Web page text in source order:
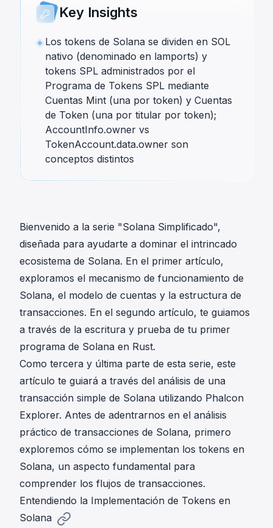
Key Insights
Los tokens de Solana se dividen en SOL
nativo (denominado en lamports) y
tokens SPL administrados por el
Programa de Tokens SPL mediante
Cuentas Mint (una por token) y Cuentas
de Token (una por titular por token);
AccountInfo.owner vs
TokenAccount.data.owner son
conceptos distintos
Bienvenido a la serie "Solana Simplificado",
diseñada para ayudarte a dominar el intrincado
ecosistema de Solana. En el primer artículo,
exploramos el mecanismo de funcionamiento de
Solana, el modelo de cuentas y la estructura de
transacciones. En el segundo artículo, te guiamos
a través de la escritura y prueba de tu primer
programa de Solana en Rust.
Como tercera y última parte de esta serie, este
artículo te guiará a través del análisis de una
transacción simple de Solana utilizando Phalcon
Explorer. Antes de adentrarnos en el análisis
práctico de transacciones de Solana, primero
exploremos cómo se implementan los tokens en
Solana, un aspecto fundamental para
comprender los flujos de transacciones.
Entendiendo la Implementación de Tokens en
Solana